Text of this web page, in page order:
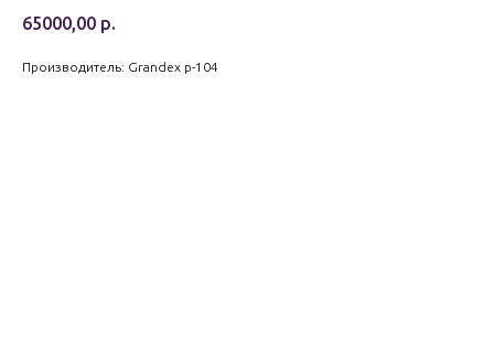
65000,00 р.
Производитель: Grandex p-104